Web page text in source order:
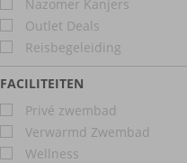
Nazomer Kanjers
Outlet Deals
Reisbegeleiding
FACILITEITEN
Privé zwembad
Verwarmd Zwembad
Wellness